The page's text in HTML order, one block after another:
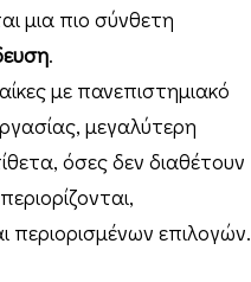
μια πιο σύνθετη
.
με πανεπιστημιακό
μεγαλύτερη
όσες δεν διαθέτουν
περιορισμένων επιλογών.